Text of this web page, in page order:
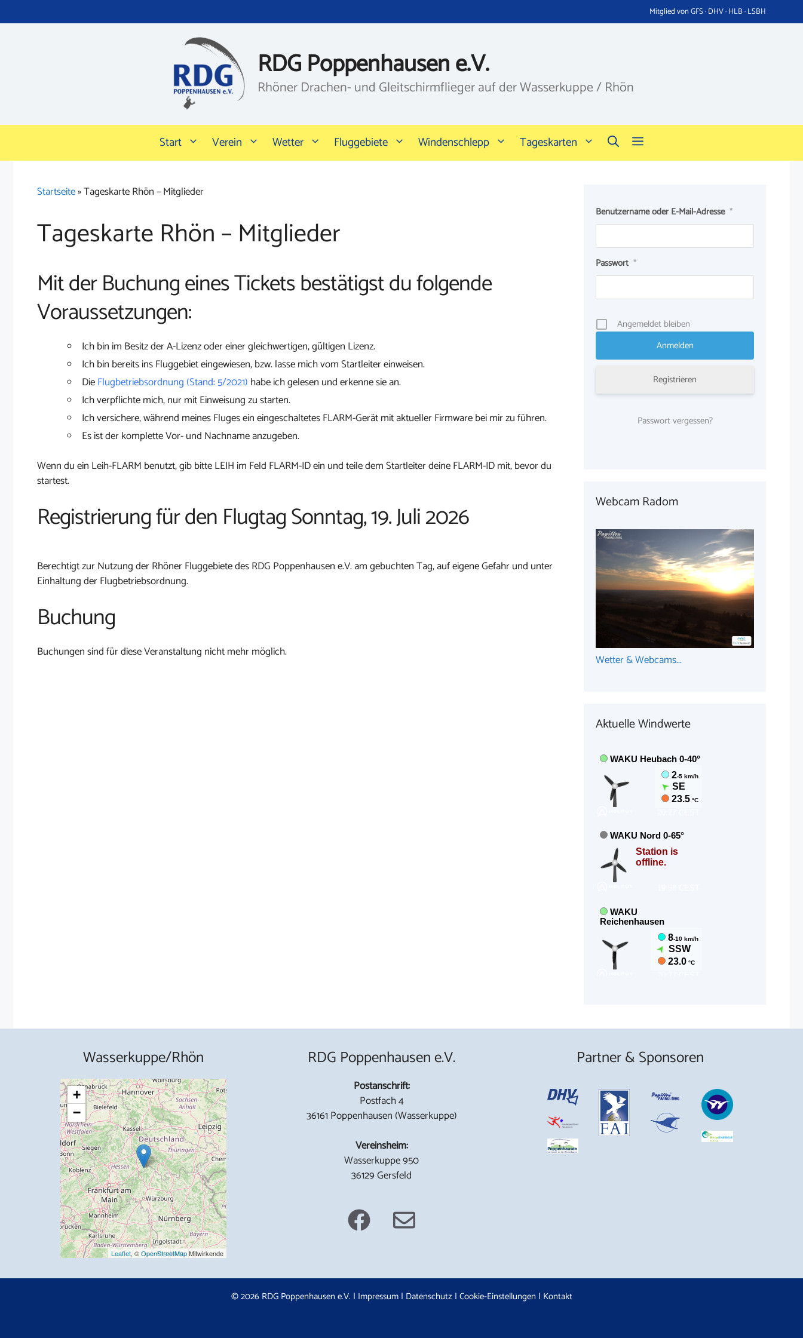
Inhalt
Mitglied von GFS · DHV · HLB · LSBH
RDG Poppenhausen e.V.
Rhöner Drachen- und Gleitschirmflieger auf der Wasserkuppe / Rhön
Start Verein Wetter Fluggebiete Windenschlepp Tageskarten
Startseite»Tageskarte Rhön – Mitglieder
Tageskarte Rhön – Mitglieder
Mit der Buchung eines Tickets bestätigst du folgende
Voraussetzungen:
Ich bin im Besitz der A-Lizenz oder einer gleichwertigen, gültigen Lizenz.
Ich bin bereits ins Fluggebiet eingewiesen, bzw. lasse mich vom Startleiter einweisen.
DieFlugbetriebsordnung (Stand: 5/2021) habe ich gelesen und erkenne sie an.
Ich verpflichte mich, nur mit Einweisung zu starten.
Ich versichere, während meines Fluges ein eingeschaltetes FLARM-Gerät mit aktueller Firmware bei mir zu führen.
Es ist der komplette Vor- und Nachname anzugeben.
Wenn du ein Leih-FLARM benutzt, gib bitte LEIH im Feld FLARM-ID ein und teile dem Startleiter deine FLARM-ID mit, bevor du
startest.
Registrierung für den Flugtag Sonntag, 19. Juli 2026
Berechtigt zur Nutzung der Rhöner Fluggebiete des RDG Poppenhausen e.V. am gebuchten Tag, auf eigene Gefahr und unter
Einhaltung der Flugbetriebsordnung.
Buchung
Buchungen sind für diese Veranstaltung nicht mehr möglich.
Benutzername oder E-Mail-Adresse *
Passwort *
Angemeldet bleiben
Registrieren
Passwort vergessen?
Webcam Radom
Wetter & Webcams...
Aktuelle Windwerte
Wasserkuppe/Rhön
+
−
Leaflet, ©OpenStreetMapMitwirkende
RDG Poppenhausen e.V.
Postanschrift:
Postfach 4
36161 Poppenhausen (Wasserkuppe)
Vereinsheim:
Wasserkuppe 950
36129 Gersfeld
Partner & Sponsoren
© 2026 RDG Poppenhausen e.V. | Impressum| Datenschutz | Cookie-Einstellungen | Kontakt